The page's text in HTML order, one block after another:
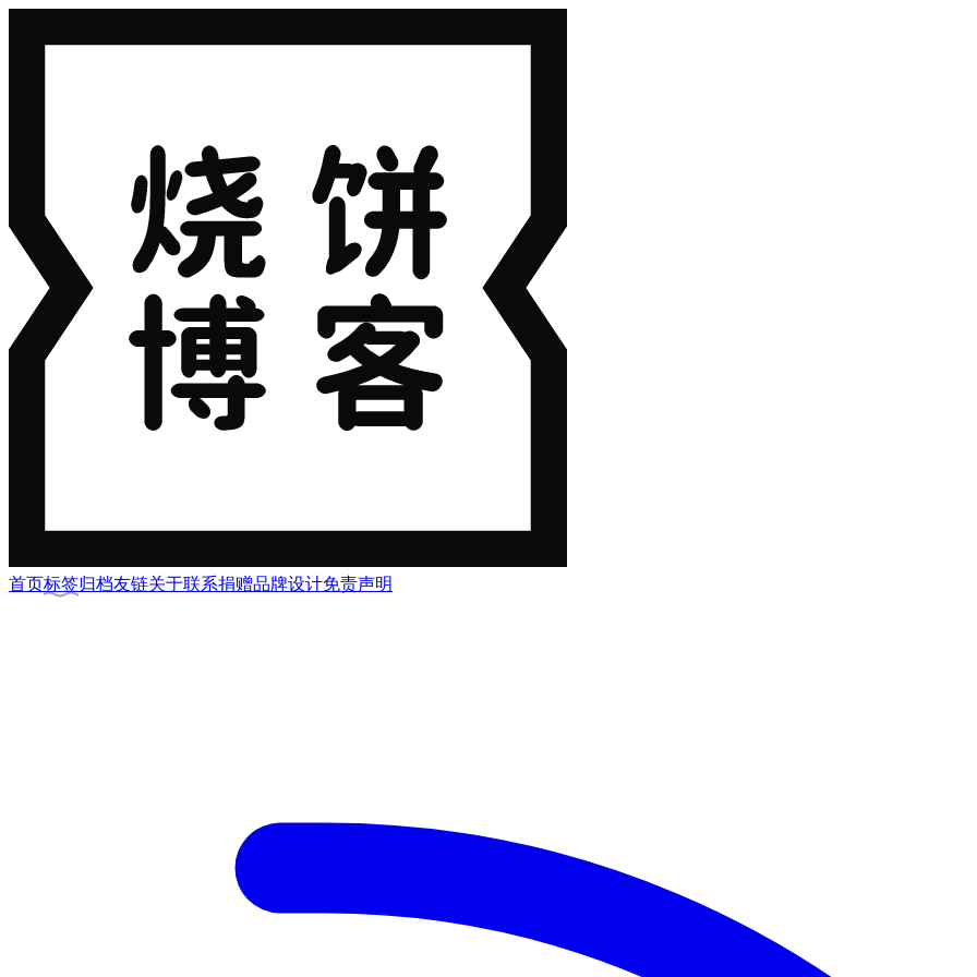
首页标签归档友链关于联系捐赠品牌设计免责声明